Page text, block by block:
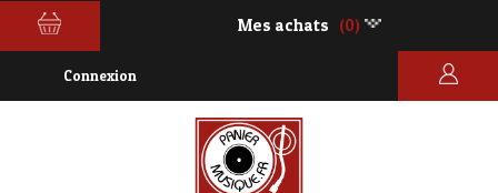
Mes achats (0)
Connexion